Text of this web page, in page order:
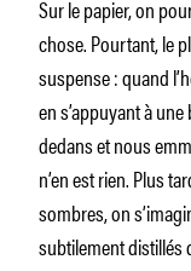
Sur le papier, on
chose. Pourtant, le
suspense : quand
en s’appuyant à
dedans et nous
n’en est rien. Plus
sombres, on
subtilement distillés